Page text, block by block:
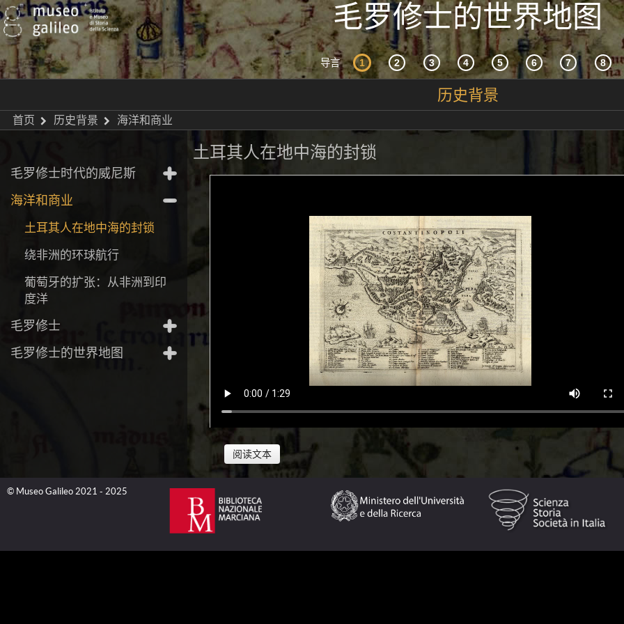
毛罗修士的世界地图
导言
历史背景
首页 历史背景 海洋和商业
毛罗修士时代的威尼斯
海洋和商业
土耳其人在地中海的封锁
绕非洲的环球航行
葡萄牙的扩张：从非洲到印
度洋
毛罗修士
毛罗修士的世界地图
土耳其人在地中海的封锁
阅读文本
1453年，康斯坦丁诺波利落入奥托曼帝国的土耳其人之手，标志着东罗马帝国
束，从根本上改变了地中海的政治和商业版图。一个多世纪以来，通过小亚细亚而
方的传统商业航线遭受着非常强烈的阻碍，直到1571年的勒班陀（Lepanto）战役
© Museo Galileo 2021 - 2025